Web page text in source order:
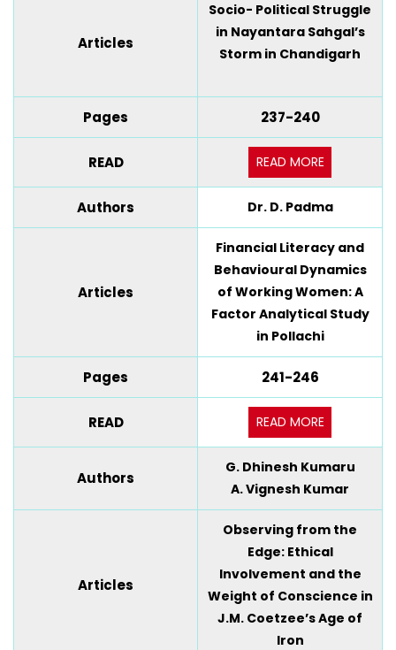
Articles
Socio- Political Struggle
in Nayantara Sahgal’s
Storm in Chandigarh
Pages 237-240
READ READ MORE
Authors Dr. D. Padma
Articles
Financial Literacy and
Behavioural Dynamics
of Working Women: A
Factor Analytical Study
in Pollachi
Pages 241-246
READ READ MORE
Authors
G. Dhinesh Kumaru
A. Vignesh Kumar
Articles
Observing from the
Edge: Ethical
Involvement and the
Weight of Conscience in
J.M. Coetzee’s Age of
Iron